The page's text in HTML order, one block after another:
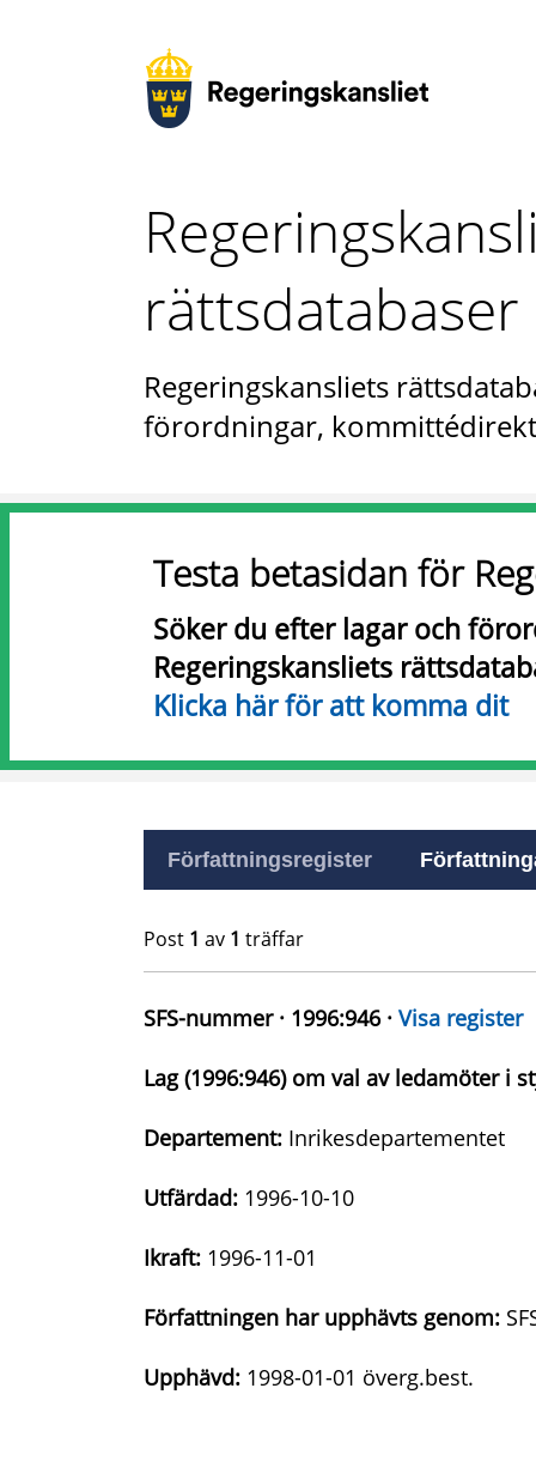
rättsdatabaser
Regeringskansliets
förordningar,
Testa betasidan för
Söker du efter lagar och
Regeringskansliets
Klicka här för att komma dit
Författningsregister
Post 1 av 1 träffar
SFS-nummer · 1996:946 · Visa register
Lag (1996:946) om val av ledamöter i
Departement: Inrikesdepartementet
Utfärdad: 1996-10-10
Ikraft: 1996-11-01
Författningen har upphävts genom:
Upphävd: 1998-01-01 överg.best.